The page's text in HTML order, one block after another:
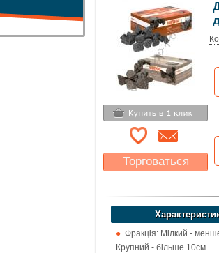
Торговаться
Указать цену
Фракція: Мілкий -
Крупний - більше 10см